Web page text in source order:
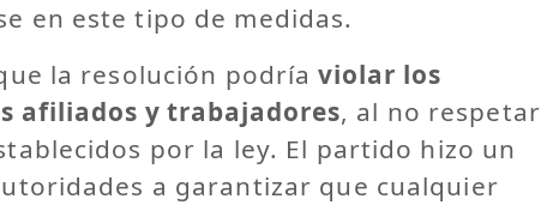
en este tipo de medidas.
la resolución podríaviolar los
afiliados y trabajadores, al no respetar
por la ley. El partido hizo un
a garantizar que cualquier